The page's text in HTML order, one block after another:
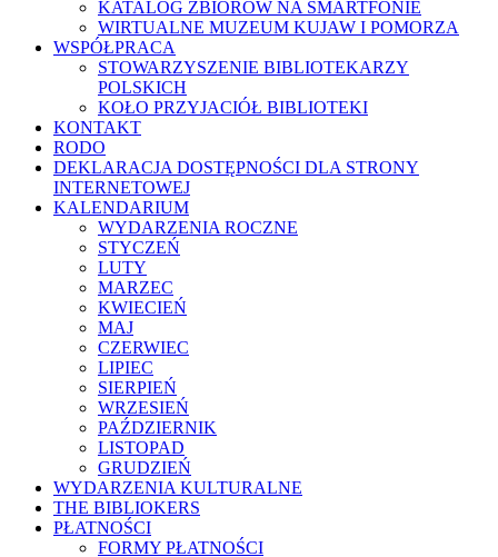
KATALOG ZBIORÓW NA SMARTFONIE
WIRTUALNE MUZEUM KUJAW I POMORZA
WSPÓŁPRACA
STOWARZYSZENIE BIBLIOTEKARZY
POLSKICH
KOŁO PRZYJACIÓŁ BIBLIOTEKI
KONTAKT
RODO
DEKLARACJA DOSTĘPNOŚCI DLA STRONY
INTERNETOWEJ
KALENDARIUM
WYDARZENIA ROCZNE
STYCZEŃ
LUTY
MARZEC
KWIECIEŃ
MAJ
CZERWIEC
LIPIEC
SIERPIEŃ
WRZESIEŃ
PAŹDZIERNIK
LISTOPAD
GRUDZIEŃ
WYDARZENIA KULTURALNE
THE BIBLIOKERS
PŁATNOŚCI
FORMY PŁATNOŚCI